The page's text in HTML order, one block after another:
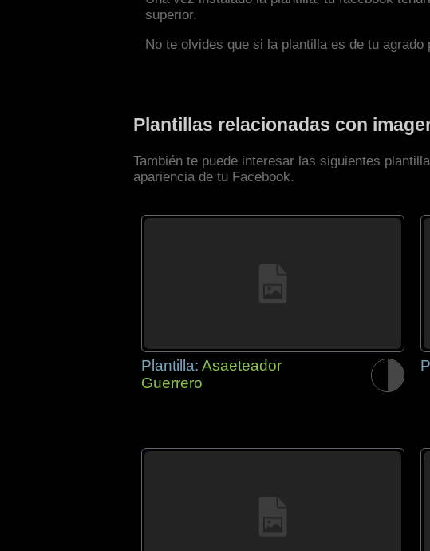
superior.
No te olvides que si la plantilla es de tu agrado
Plantillas relacionadas con
También te puede interesar las siguientes
apariencia de tu Facebook.
Plantilla: Asaeteador
Guerrero